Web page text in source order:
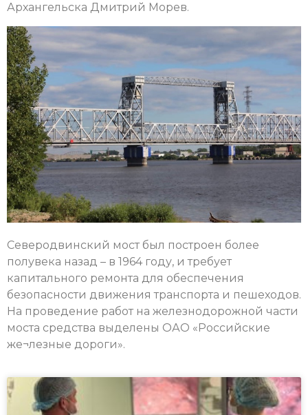
Архангельска Дмитрий Морев.
Северодвинский мост был построен более
полувека назад – в 1964 году, и требует
капитального ремонта для обеспечения
безопасности движения транспорта и пешеходов.
На проведение работ на железнодорожной части
моста средства выделены ОАО «Российские
же¬лезные дороги».